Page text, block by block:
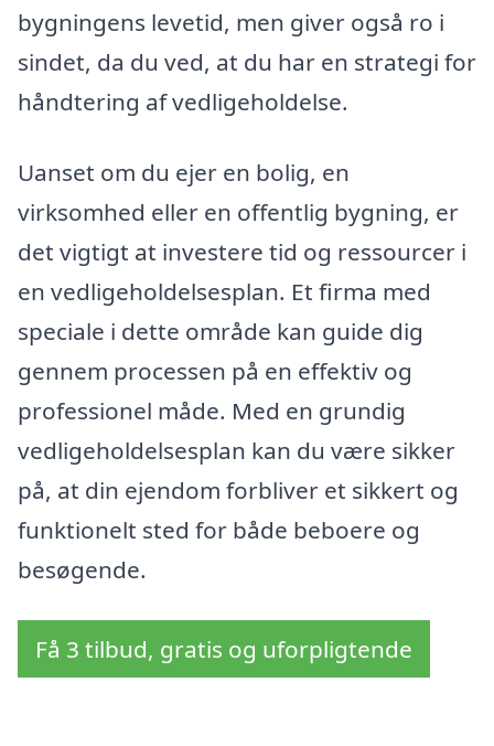
bygningens levetid, men giver også ro i
sindet, da du ved, at du har en strategi for
håndtering af vedligeholdelse.
Uanset om du ejer en bolig, en
virksomhed eller en offentlig bygning, er
det vigtigt at investere tid og ressourcer i
en vedligeholdelsesplan. Et firma med
speciale i dette område kan guide dig
gennem processen på en effektiv og
professionel måde. Med en grundig
vedligeholdelsesplan kan du være sikker
på, at din ejendom forbliver et sikkert og
funktionelt sted for både beboere og
besøgende.
Få 3 tilbud, gratis og uforpligtende